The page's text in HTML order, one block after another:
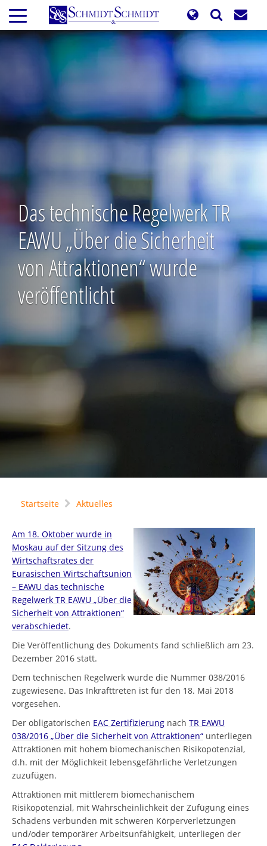
Direkt
zum
Inhalt
Das technische Regelwerk TR
EAWU „Über die Sicherheit
von Attraktionen“ wurde
veröffentlicht
Startseite Aktuelles
Am 18. Oktober wurde in
Moskau auf der Sitzung des
Wirtschaftsrates der
Eurasischen Wirtschaftsunion
– EAWU das technische
Regelwerk TR EAWU „Über die
Sicherheit von Attraktionen“
verabschiedet.
Die Veröffentlichung des Dokuments fand schließlich am 23.
Dezember 2016 statt.
Dem technischen Regelwerk wurde die Nummer 038/2016
zugewiesene. Das Inkrafttreten ist für den 18. Mai 2018
vorgesehen.
Der obligatorischen EAC Zertifizierung nach TR EAWU
038/2016 „Über die Sicherheit von Attraktionen“ unterliegen
Attraktionen mit hohem biomechanischen Risikopotenzial,
d.h. mit der Möglichkeit lebensgefährliche Verletzungen
zuzufügen.
Attraktionen mit mittlerem biomechanischem
Risikopotenzial, mit Wahrscheinlichkeit der Zufügung eines
Schadens verbunden mit schweren Körperverletzungen
und/oder temporärer Arbeitsunfähigkeit, unterliegen der